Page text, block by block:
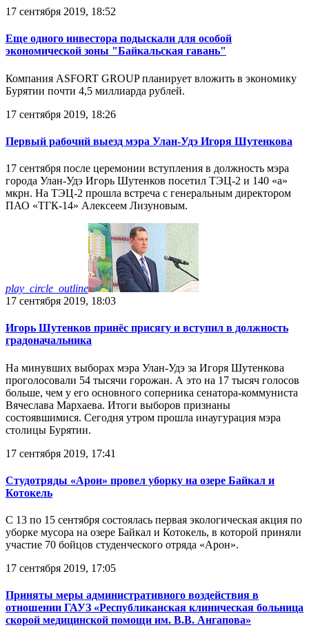
17 сентября 2019, 18:52
Еще одного инвестора подыскали для особой
экономической зоны "Байкальская гавань"
Компания ASFORT GROUP планирует вложить в экономику
Бурятии почти 4,5 миллиарда рублей.
17 сентября 2019, 18:26
Первый рабочий выезд мэра Улан-Удэ Игоря Шутенкова
17 сентября после церемонии вступления в должность мэра
города Улан-Удэ Игорь Шутенков посетил ТЭЦ-2 и 140 «а»
мкрн. На ТЭЦ-2 прошла встреча с генеральным директором
ПАО «ТГК-14» Алексеем Лизуновым.
play_circle_outline
17 сентября 2019, 18:03
Игорь Шутенков принёс присягу и вступил в должность
градоначальника
На минувших выборах мэра Улан-Удэ за Игоря Шутенкова
проголосовали 54 тысячи горожан. А это на 17 тысяч голосов
больше, чем у его основного соперника сенатора-коммуниста
Вячеслава Мархаева. Итоги выборов признаны
состоявшимися. Сегодня утром прошла инаугурация мэра
столицы Бурятии.
17 сентября 2019, 17:41
Студотряды «Арон» провел уборку на озере Байкал и
Котокель
С 13 по 15 сентября состоялась первая экологическая акция по
уборке мусора на озере Байкал и Котокель, в которой приняли
участие 70 бойцов студенческого отряда «Арон».
17 сентября 2019, 17:05
Приняты меры административного воздействия в
отношении ГАУЗ «Республиканская клиническая больница
скорой медицинской помощи им. В.В. Ангапова»